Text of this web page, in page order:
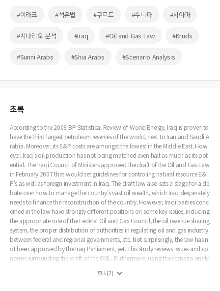
#이라크 #석유법 #쿠르드 #수니파 #시아파
#시나리오 분석 #Iraq #Oil and Gas Law #Kruds
#Sunni Arabs #Shia Arabs #Scenario Analysis
초록
According to the 2008 BP Statistical Review of World Energy, Iraq is proven to
have the third largest petroleum reserves of the world, next to Iran and Saudi A
rabia. Moreover, its E&P costs are amongst the lowest in the Middle East. How
ever, Iraq’s oil production has not being matched even half as much as its pot
ential. The Iraqi Council of Ministers approved the draft of the Oil and Gas Law
in February 2007 that would set guidelines for controling natural resource E&
P's as well as foreign investment in Iraq. The draft law also sets a stage for a de
bate over how to manage the country's vast oil wealth, which Iraq desperately
needs to finance the reconstruction of the country. However, Iraqi parties conc
erned in the law have strongly different positions on some key issues, including
the appropriate role of the Federal Oil and Gas Council, the oil revenue sharing
system, the proper distribution of authorities in regulating oil and gas industry
between federal and regional governments, etc. Not surprisingly, the law has n
ot been approved by the Iraq Parliament, yet. This study reviews issues and co
ncerns surrounding the draft of the OGL. Furthermore, using the scenario analy
and discusses implications for Korea's foreign policy goals in Iraq. In result, this
펼치기